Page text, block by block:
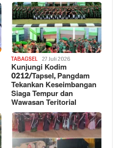
TABAGSEL 27 Juli 2026
Kunjungi Kodim
0212/Tapsel, Pangdam
Tekankan Keseimbangan
Siaga Tempur dan
Wawasan Teritorial